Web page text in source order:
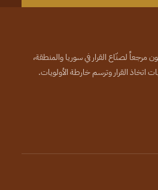
لصنّاع القرار في سوريا والمنطقة،
اتخاذ القرار وترسم خارطة الأولويات.